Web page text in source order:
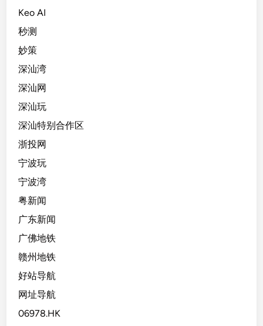
Keo AI
秒测
妙策
深汕湾
深汕网
深汕玩
深汕特别合作区
浙投网
宁波玩
宁波湾
粤新闻
广东新闻
广佛地铁
赣州地铁
好站导航
网址导航
06978.HK